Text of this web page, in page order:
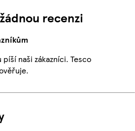
recenzi
píší naši zákazníci. Tesco